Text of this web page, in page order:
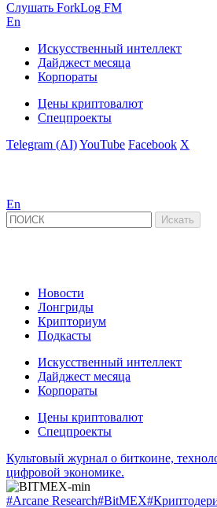
Слушать ForkLog FM
En
Искусственный интеллект
Дайджест месяца
Корпораты
Цены криптовалют
Спецпроекты
Telegram (AI)YouTube Facebook X
En
Новости
Лонгриды
Крипториум
Подкасты
Искусственный интеллект
Дайджест месяца
Корпораты
Цены криптовалют
Спецпроекты
Культовый журнал о биткоине,
цифровой экономике.
#Arcane Research#BitMEX